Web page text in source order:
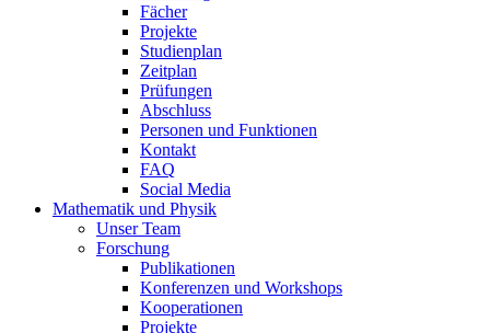
Fächer
Projekte
Studienplan
Zeitplan
Prüfungen
Abschluss
Personen und Funktionen
Kontakt
FAQ
Social Media
Mathematik und Physik
Unser Team
Forschung
Publikationen
Konferenzen und Workshops
Kooperationen
Projekte